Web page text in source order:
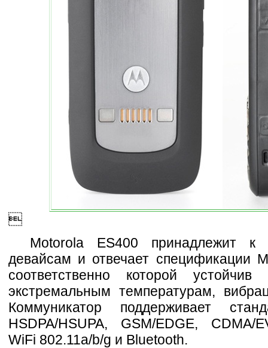

Motorola ES400 принадлежит к
девайсам и отвечает спецификации
соответственно которой
экстремальным температурам,
Коммуникатор поддерживает
HSDPA/HSUPA, GSM/EDGE, CDMA/
WiFi 802.11a/b/g и Bluetooth.